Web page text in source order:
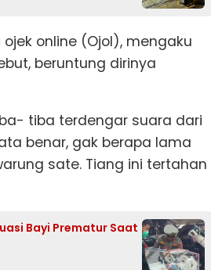
online (Ojol), mengaku
beruntung dirinya
tiba terdengar suara dari
benar, gak berapa lama
sate. Tiang ini tertahan
Bayi Prematur Saat